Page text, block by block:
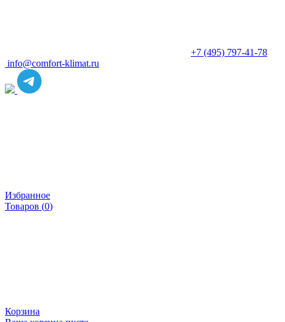
+7 (495) 797-41-78
info@comfort-klimat.ru
Избранное
Товаров (0)
Корзина